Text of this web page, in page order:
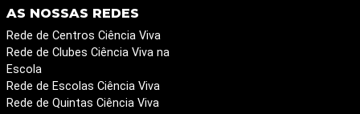
AS NOSSAS REDES
Rede de Centros Ciência Viva
Rede de Clubes Ciência Viva na
Escola
Rede de Escolas Ciência Viva
Rede de Quintas Ciência Viva